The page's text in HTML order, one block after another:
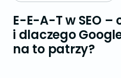
E-E-A-T w SEO –
i dlaczego
na to patrzy?